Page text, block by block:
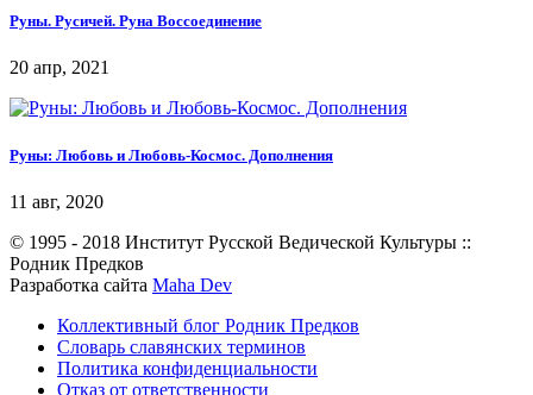
Руны. Русичей. Руна Воссоединение
20 апр, 2021
Руны: Любовь и Любовь-Космос. Дополнения
11 авг, 2020
© 1995 - 2018 Институт Русской Ведической Культуры ::
Родник Предков
Разработка сайта Maha Dev
Коллективный блог Родник Предков
Словарь славянских терминов
Политика конфиденциальности
Отказ от ответственности